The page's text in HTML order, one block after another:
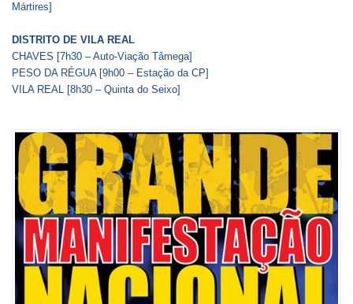
Mártires]
DISTRITO DE VILA REAL
CHAVES [7h30 – Auto-Viação Tâmega]
PESO DA RÉGUA [9h00 – Estação da CP]
VILA REAL [8h30 – Quinta do Seixo]